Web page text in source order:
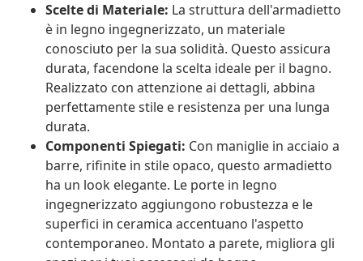
Scelte di Materiale: La struttura dell'armadietto
è in legno ingegnerizzato, un materiale
conosciuto per la sua solidità. Questo assicura
durata, facendone la scelta ideale per il bagno.
Realizzato con attenzione ai dettagli, abbina
perfettamente stile e resistenza per una lunga
durata.
Componenti Spiegati: Con maniglie in acciaio a
barre, rifinite in stile opaco, questo armadietto
ha un look elegante. Le porte in legno
ingegnerizzato aggiungono robustezza e le
superfici in ceramica accentuano l'aspetto
contemporaneo. Montato a parete, migliora gli